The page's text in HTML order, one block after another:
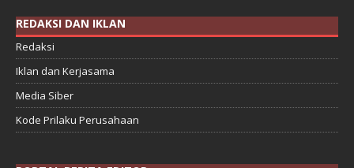
REDAKSI DAN IKLAN
Redaksi
Iklan dan Kerjasama
Media Siber
Kode Prilaku Perusahaan